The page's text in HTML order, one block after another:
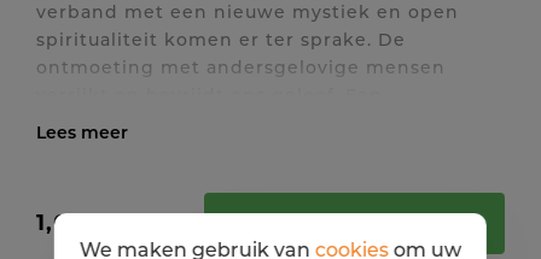
verband met een nieuwe mystiek en open
spiritualiteit komen er ter sprake. De
ontmoeting met andersgelovige mensen
enthousiasmerend getuigenis uit Azië dat
1,00 EUR
We maken gebruik van cookiesom uw